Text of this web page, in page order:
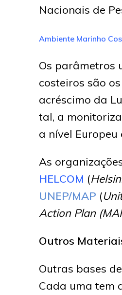
Nacionais de
Ambiente Marinho
Os parâmetros
costeiros são
acréscimo da
tal, a
a nível Europeu
As
HELCOM (
UNEP/MAP (
Action Plan
Outros
Outras bases
Cada uma tem